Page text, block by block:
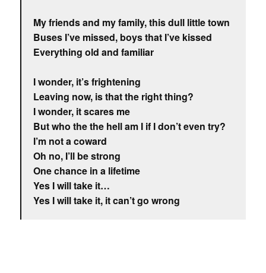
My friends and my family, this dull little town
Buses I’ve missed, boys that I’ve kissed
Everything old and familiar
I wonder, it’s frightening
Leaving now, is that the right thing?
I wonder, it scares me
But who the the hell am I if I don’t even try?
I’m not a coward
Oh no, I’ll be strong
One chance in a lifetime
Yes I will take it…
Yes I will take it, it can’t go wrong